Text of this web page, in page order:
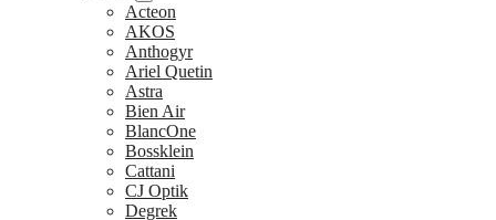
Acteon
AKOS
Anthogyr
Ariel Quetin
Astra
Bien Air
BlancOne
Bossklein
Cattani
CJ Optik
Degrek